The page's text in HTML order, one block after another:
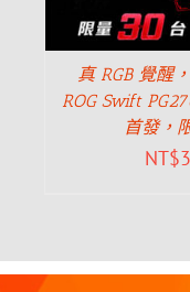
真 RGB 覺醒
ROG Swift
首發，
NT$